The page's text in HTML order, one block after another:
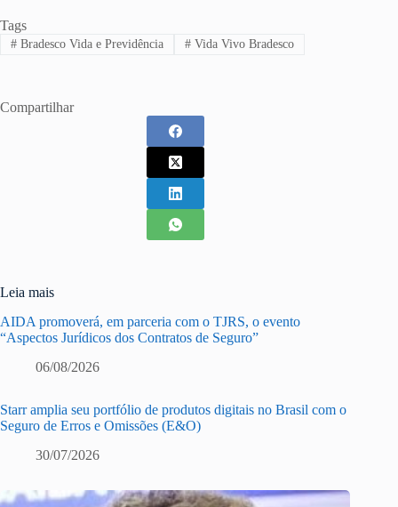
Tags
#Bradesco Vida e Previdência #Vida Vivo Bradesco
Compartilhar
Leia mais
AIDA promoverá, em parceria com o TJRS, o evento
“Aspectos Jurídicos dos Contratos de Seguro”
06/08/2026
Starr amplia seu portfólio de produtos digitais no Brasil com o
Seguro de Erros e Omissões (E&O)
30/07/2026